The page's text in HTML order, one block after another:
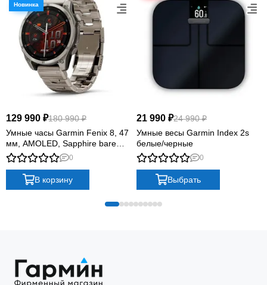
129 990 ₽180 990 ₽
Умные часы Garmin Fenix 8, 47
мм, AMOLED, Sapphire bare
Titanium, graphite with titanium
band plus graphite silicone band
0
В корзину
21 990 ₽24 990 ₽
Умные весы Garmin Index 2s
белые/черные
0
Выбрать